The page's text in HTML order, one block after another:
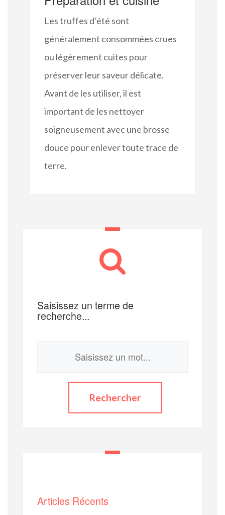
Les truffes d’été sont
généralement consommées crues
ou légèrement cuites pour
préserver leur saveur délicate.
Avant de les utiliser, il est
important de les nettoyer
soigneusement avec une brosse
douce pour enlever toute trace de
terre.
Saisissez un terme de
recherche...
Articles Récents